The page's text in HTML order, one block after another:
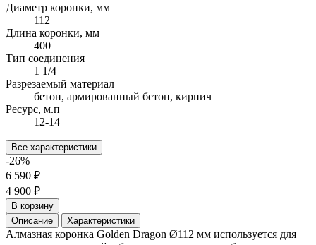
Диаметр коронки, мм
112
Длина коронки, мм
400
Тип соединения
1 1/4
Разрезаемый материал
бетон, армированный бетон, кирпич
Ресурс, м.п
12-14
Все характеристики
-26%
6 590 ₽
4 900 ₽
В корзину
Описание
Характеристики
Алмазная коронка Golden Dragon Ø112 мм используется для